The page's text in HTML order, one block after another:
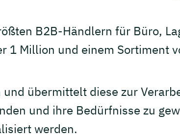
B2B-Händlern für Büro,
1 Million und einem Sortiment
übermittelt diese zur
und ihre Bedürfnisse zu
werden.